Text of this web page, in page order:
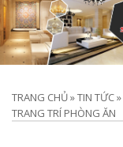
TRANG CHỦ»TIN TỨC»
TRANG TRÍ PHÒNG ĂN